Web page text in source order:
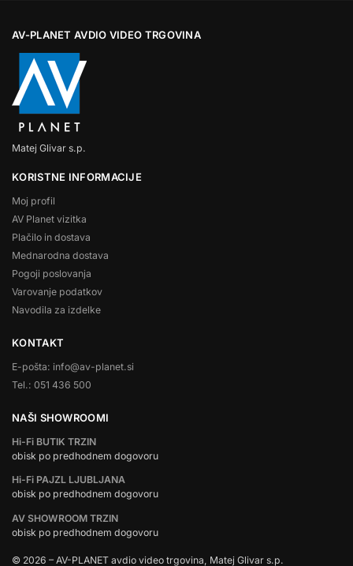
AV-PLANET AVDIO VIDEO TRGOVINA
Matej Glivar s.p.
KORISTNE INFORMACIJE
Moj profil
AV Planet vizitka
Plačilo in dostava
Mednarodna dostava
Pogoji poslovanja
Varovanje podatkov
Navodila za izdelke
KONTAKT
E-pošta: info@av-planet.si
Tel.: 051 436 500
NAŠI SHOWROOMI
Hi-Fi BUTIK TRZIN
obisk po predhodnem dogovoru
Hi-Fi PAJZL LJUBLJANA
obisk po predhodnem dogovoru
AV SHOWROOM TRZIN
obisk po predhodnem dogovoru
© 2026 – AV-PLANET avdio video trgovina, Matej Glivar s.p.